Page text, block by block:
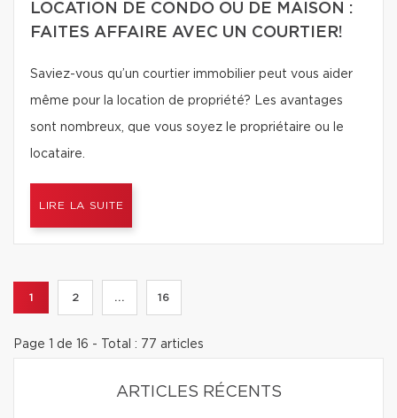
LOCATION DE CONDO OU DE MAISON :
FAITES AFFAIRE AVEC UN COURTIER!
Saviez-vous qu’un courtier immobilier peut vous aider
même pour la location de propriété? Les avantages
sont nombreux, que vous soyez le propriétaire ou le
locataire.
LIRE LA SUITE
1 2 ... 16
Page 1 de 16 - Total : 77 articles
ARTICLES RÉCENTS